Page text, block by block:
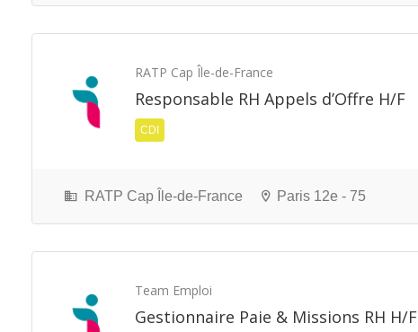
RATP Cap Île-de-France
Responsable RH Appels d’Offre H/F
CDI
RATP Cap Île-de-France Paris 12e - 75
Team Emploi
Gestionnaire Paie & Missions RH H/F